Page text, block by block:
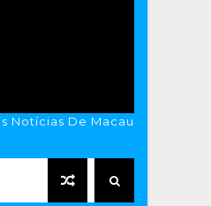
Notícias De Macau